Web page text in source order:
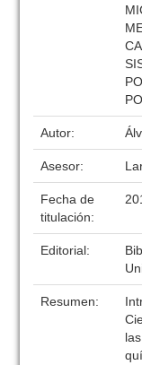
Autor:
Asesor:
Fecha de
titulación:
Editorial:
Resumen: